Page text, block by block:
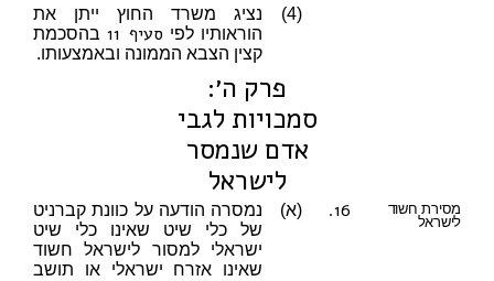
(4)
נציג משרד החוץ ייתן את
הוראותיו לפי סעיף 11
בהסכמת
קצין הצבא הממונה ובאמצעותו.
פרק ה׳:
סמכויות לגבי
אדם שנמסר
לישראל
16.
מסירת חשוד
לישראל
(א)
נמסרה הודעה על כוונת קברניט
של כלי שיט שאינו כלי שיט
ישראלי למסור לישראל חשוד
שאינו אזרח ישראלי או תושב